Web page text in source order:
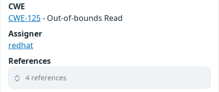
CWE
CWE-125- Out-of-bounds Read
Assigner
redhat
References
4 references